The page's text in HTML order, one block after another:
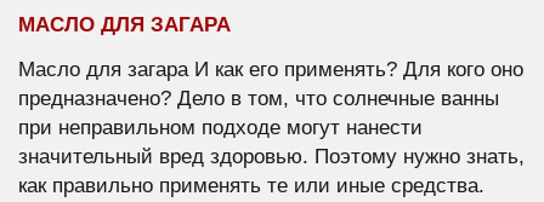
МАСЛО ДЛЯ ЗАГАРА
Масло для загара И как его применять? Для кого оно
предназначено? Дело в том, что солнечные ванны
при неправильном подходе могут нанести
значительный вред здоровью. Поэтому нужно знать,
как правильно применять те или иные средства.